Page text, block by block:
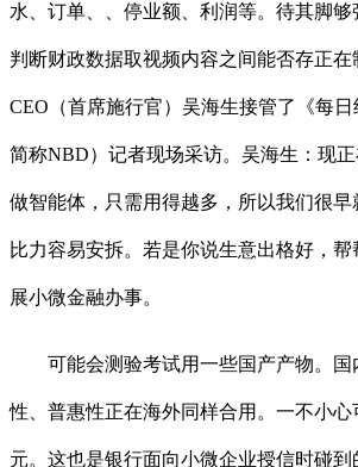
水、订单、、停业额、利润等。待其脚
判断财政数据取视频内容之间能否存正
CEO（首席施行官）吴海生接管了《每
简称NBD）记者现场采访。吴海生：现
做智能体，只需用得越多，所以我们很早
比力容易安拆。若是你说生意出格好，
展小微金融办事。
可能会测验考试用一些国产产物。国
性、普惠性正在海外同样合用。一不小
元。这也是银行面向小微企业授信时碰